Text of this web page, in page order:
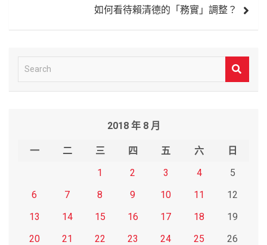
如何看待賴清德的「務實」調整？
e
2018 年 8 月
一 二 三 四 五 六
日
1
2 3 4
5
6
7 8 9 10 11
12
13
14 15 16 17 18
19
20
21 22 23 24 25
26